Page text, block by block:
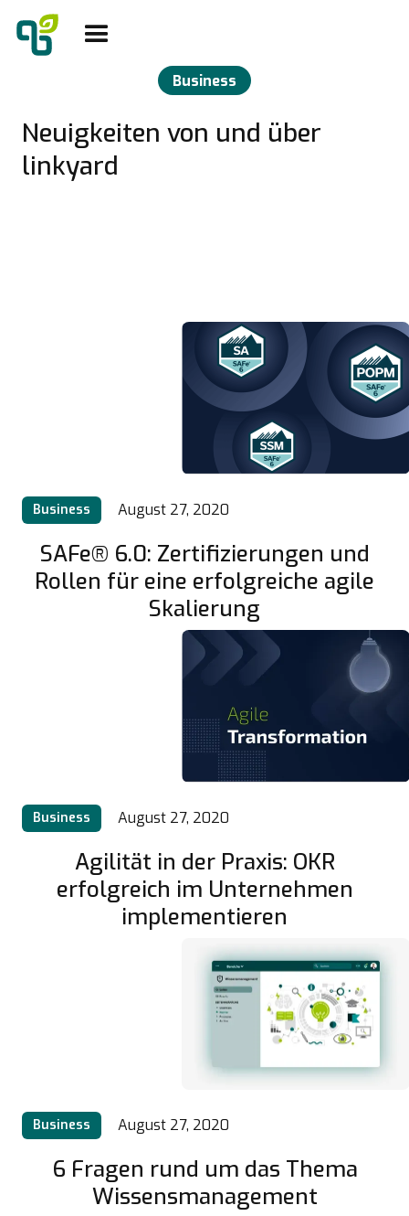
Business
Neuigkeiten von und über
linkyard
Business August 27, 2020
SAFe® 6.0: Zertifizierungen und
Rollen für eine erfolgreiche agile
Skalierung
Business August 27, 2020
Agilität in der Praxis: OKR
erfolgreich im Unternehmen
implementieren
Business August 27, 2020
6 Fragen rund um das Thema
Wissensmanagement